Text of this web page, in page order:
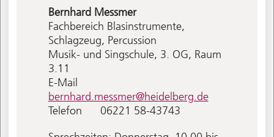
Bernhard Messmer
Fachbereich Blasinstrumente,
Schlagzeug, Percussion
Musik- und Singschule, 3. OG, Raum
3.11
E-Mail
bernhard.messmer@heidelberg.de
Telefon
06221 58-43743